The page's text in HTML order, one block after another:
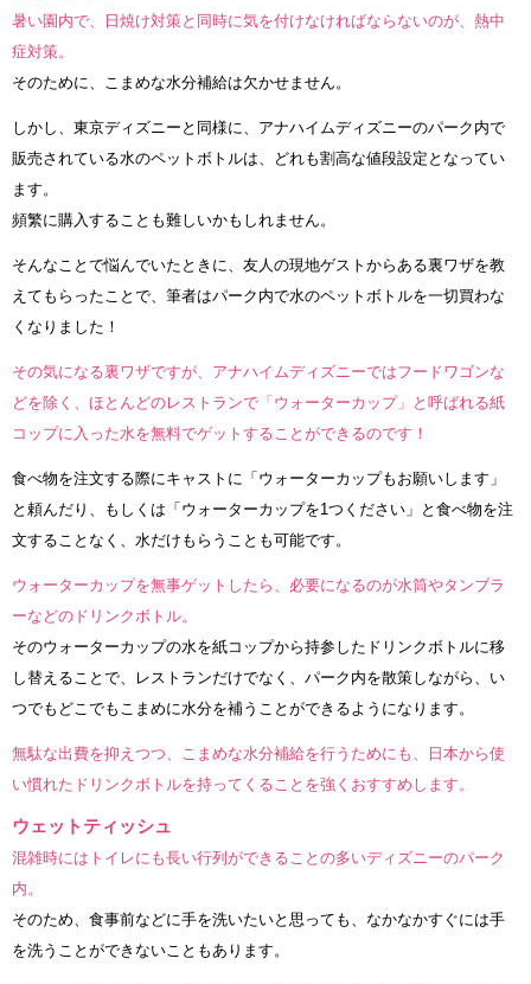
暑い園内で、日焼け対策と同時に気を付けなければならないのが、熱中
症対策。
そのために、こまめな水分補給は欠かせません。
しかし、東京ディズニーと同様に、アナハイムディズニーのパーク内で
販売されている水のペットボトルは、どれも割高な値段設定となってい
ます。
頻繁に購入することも難しいかもしれません。
そんなことで悩んでいたときに、友人の現地ゲストからある裏ワザを教
えてもらったことで、筆者はパーク内で水のペットボトルを一切買わな
くなりました！
その気になる裏ワザですが、アナハイムディズニーではフードワゴンな
どを除く、ほとんどのレストランで「ウォーターカップ」と呼ばれる紙
コップに入った水を無料でゲットすることができるのです！
食べ物を注文する際にキャストに「ウォーターカップもお願いします」
と頼んだり、もしくは「ウォーターカップを1つください」と食べ物を注
文することなく、水だけもらうことも可能です。
ウォーターカップを無事ゲットしたら、必要になるのが水筒やタンブラ
ーなどのドリンクボトル。
そのウォーターカップの水を紙コップから持参したドリンクボトルに移
し替えることで、レストランだけでなく、パーク内を散策しながら、い
つでもどこでもこまめに水分を補うことができるようになります。
無駄な出費を抑えつつ、こまめな水分補給を行うためにも、日本から使
い慣れたドリンクボトルを持ってくることを強くおすすめします。
ウェットティッシュ
混雑時にはトイレにも長い行列ができることの多いディズニーのパーク
内。
そのため、食事前などに手を洗いたいと思っても、なかなかすぐには手
を洗うことができないこともあります。